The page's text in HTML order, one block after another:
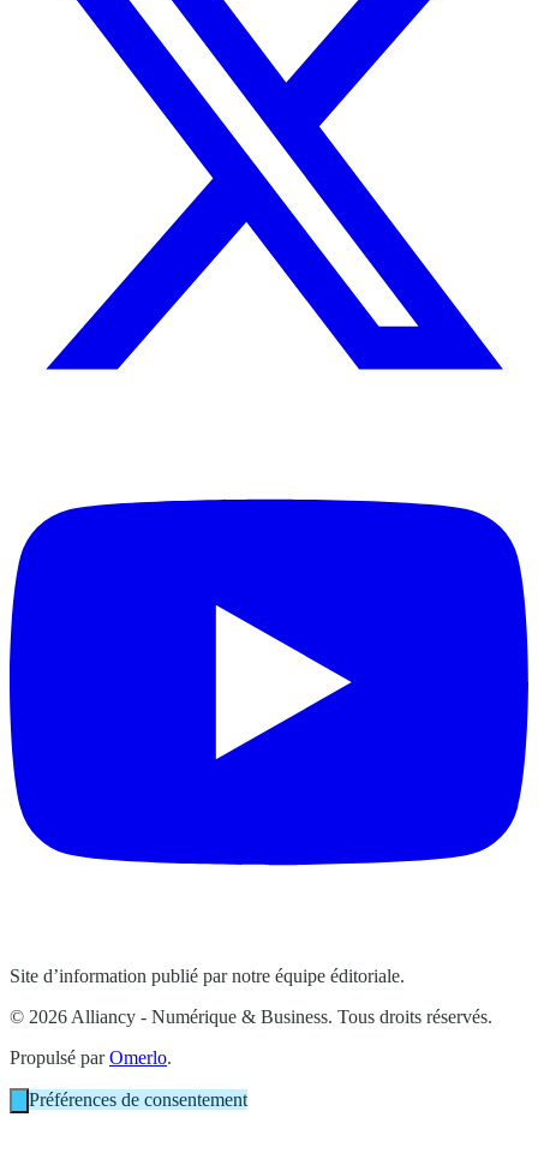
Site d’information publié par notre équipe éditoriale.
© 2026 Alliancy - Numérique & Business. Tous droits réservés.
Propulsé parOmerlo.
Préférences de consentement